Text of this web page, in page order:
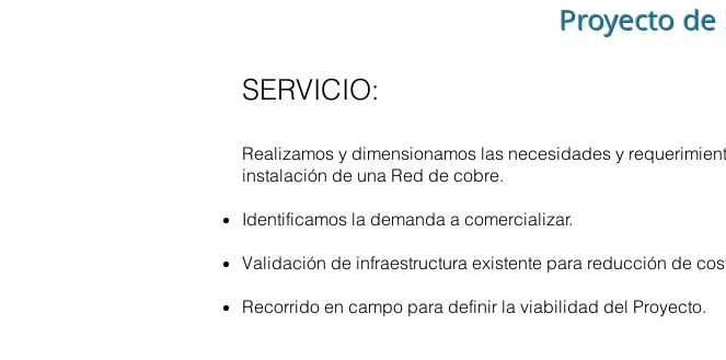
Proyecto de
SERVICIO:​
​​Realizamos y dimensionamos las necesidades y
instalación de una Red de cobre.
Identificamos la demanda a comercializar.
Validación de infraestructura existente para reducción de
Recorrido en campo para definir la viabilidad del Proyecto.